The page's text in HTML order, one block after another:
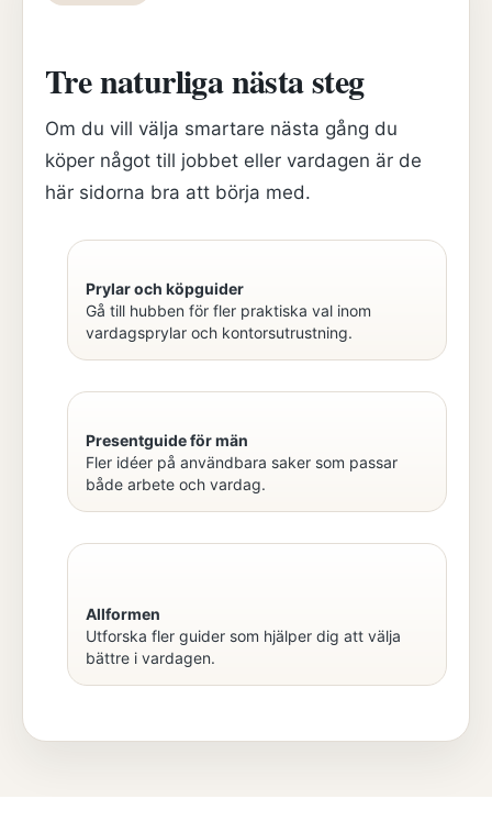
Tre naturliga nästa steg
Om du vill välja smartare nästa gång du
köper något till jobbet eller vardagen är de
här sidorna bra att börja med.
Prylar och köpguider
Gå till hubben för fler praktiska val inom
vardagsprylar och kontorsutrustning.
Presentguide för män
Fler idéer på användbara saker som passar
både arbete och vardag.
Allformen
Utforska fler guider som hjälper dig att välja
bättre i vardagen.